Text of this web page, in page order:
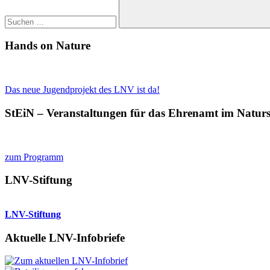
Suchen
Hands on Nature
Das neue Jugendprojekt des LNV ist da!
StEiN – Veranstaltungen für das Ehrenamt im
zum Programm
LNV-Stiftung
LNV-Stiftung
Aktuelle LNV-Infobriefe